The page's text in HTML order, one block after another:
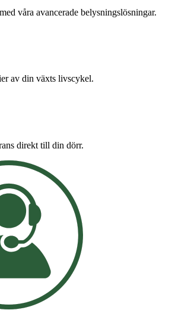
våra avancerade belysningslösningar.
av din växts livscykel.
direkt till din dörr.